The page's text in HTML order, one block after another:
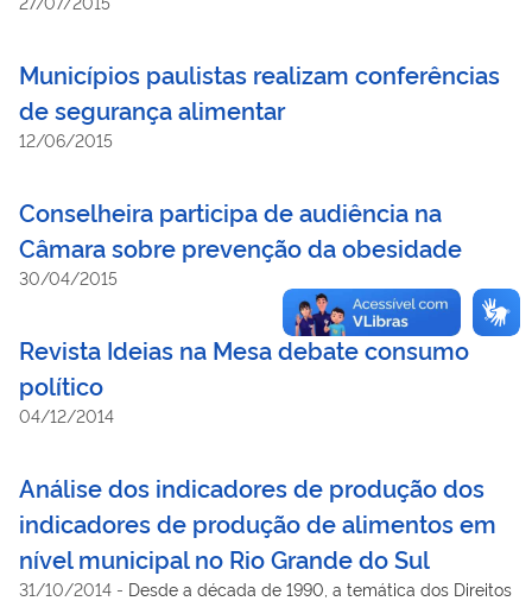
Municípios paulistas realizam conferências
de segurança alimentar
12/06/2015
Conselheira participa de audiência na
Câmara sobre prevenção da obesidade
30/04/2015
Revista Ideias na Mesa debate consumo
político
04/12/2014
Análise dos indicadores de produção dos
indicadores de produção de alimentos em
nível municipal no Rio Grande do Sul
31/10/2014 - Desde a década de 1990, a temática dos Direitos